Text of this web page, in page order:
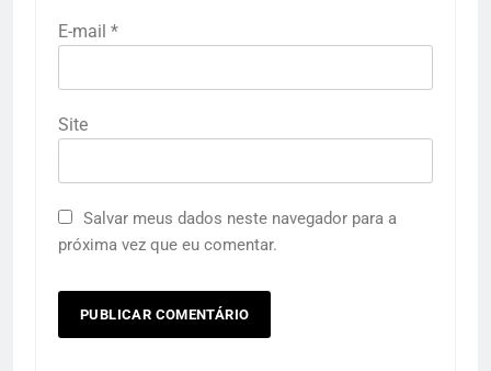
E-mail *
Site
Salvar meus dados neste navegador para a
próxima vez que eu comentar.